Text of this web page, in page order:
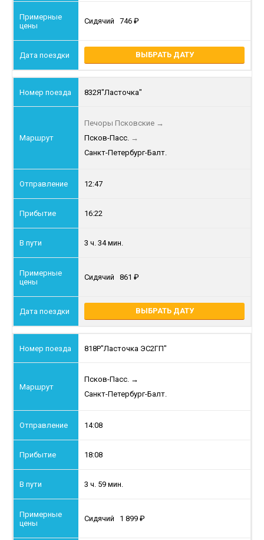
Сидячий 746
ВЫБРАТЬ ДАТУ
832Я"Ласточка"
Печоры Псковские →
Псков-Пасс. →
Санкт-Петербург-Балт.
12:47
16:22
3 ч. 34 мин.
Сидячий 861
ВЫБРАТЬ ДАТУ
818Р"Ласточка ЭС2ГП"
Псков-Пасс. →
Санкт-Петербург-Балт.
14:08
18:08
3 ч. 59 мин.
Сидячий 1 899